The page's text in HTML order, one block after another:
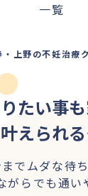
一覧
・上野の不妊治療
たい事
えられ
でムダな待
がらでも通い